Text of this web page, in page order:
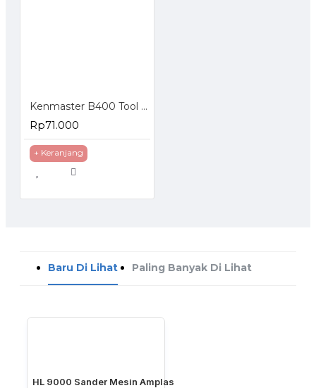
Kenmaster B400 Tool Box
Rp71.000
+ Keranjang
Baru Di Lihat Paling Banyak Di Lihat
HL 9000 Sander Mesin Amplas